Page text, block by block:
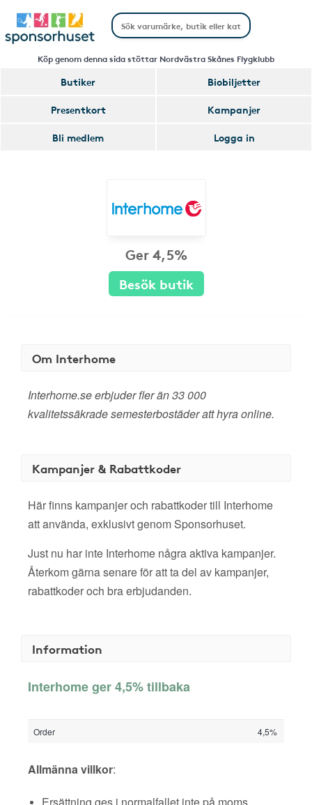
Köp genom denna sida stöttar Nordvästra Skånes Flygklubb
Butiker
Biobiljetter
Presentkort
Kampanjer
Bli medlem
Logga in
Ger 4,5%
Besök butik
Om Interhome
Interhome.se erbjuder fler än 33 000
kvalitetssäkrade semesterbostäder att hyra online.
Kampanjer & Rabattkoder
Här finns kampanjer och rabattkoder till Interhome
att använda, exklusivt genom Sponsorhuset.
Just nu har inte Interhome några aktiva kampanjer.
Återkom gärna senare för att ta del av kampanjer,
rabattkoder och bra erbjudanden.
Information
Interhome ger 4,5% tillbaka
Order 4,5%
Allmänna villkor: